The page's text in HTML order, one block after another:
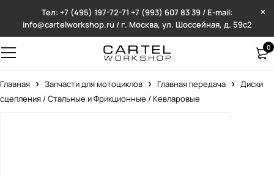
Тел: +7 (495) 197-72-71 +7 (993) 607 83 39 / E-mail:
info@cartelworkshop.ru / г. Москва, ул. Шоссейная, д. 59с2
0
Главная Запчасти для мотоциклов Главная передача
Диски
сцепления / Стальные и Фрикционные / Кевларовые